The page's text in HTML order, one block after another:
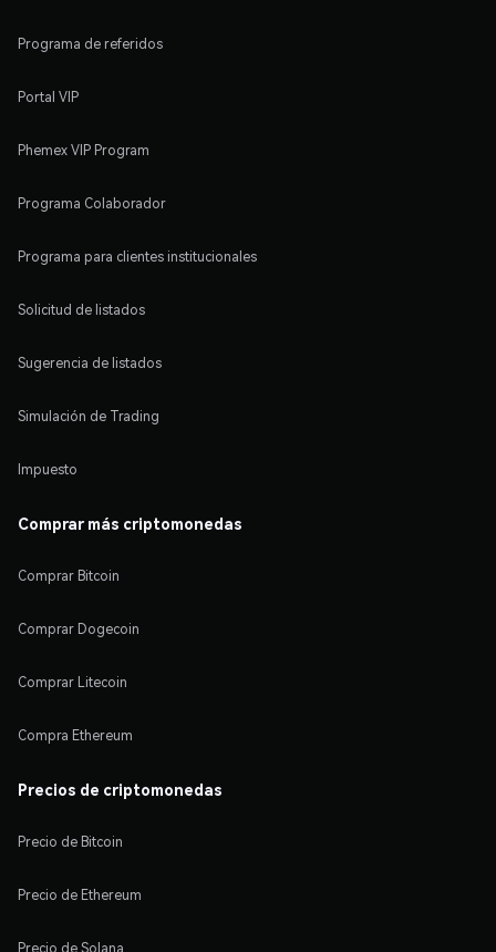
Programa de referidos
Portal VIP
Phemex VIP Program
Programa Colaborador
Programa para clientes institucionales
Solicitud de listados
Sugerencia de listados
Simulación de Trading
Impuesto
Comprar más criptomonedas
Comprar Bitcoin
Comprar Dogecoin
Comprar Litecoin
Compra Ethereum
Precios de criptomonedas
Precio de Bitcoin
Precio de Ethereum
Precio de Solana